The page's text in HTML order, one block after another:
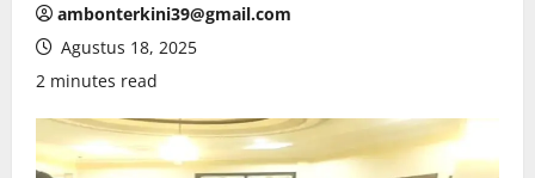
ambonterkini39@gmail.com
Agustus 18, 2025
2 minutes read